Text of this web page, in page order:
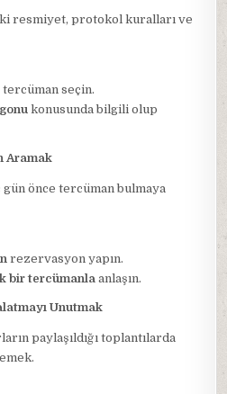
resmiyet, protokol kuralları ve
seçin.
konusunda bilgili olup
Aramak
önce tercüman bulmaya
rezervasyon yapın.
bir tercümanla anlaşın.
Unutmak
paylaşıldığı toplantılarda